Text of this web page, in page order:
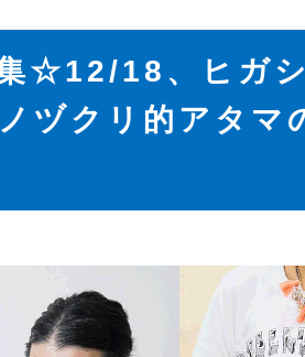
☆12/18、ヒガ
ヅクリ的アタマ